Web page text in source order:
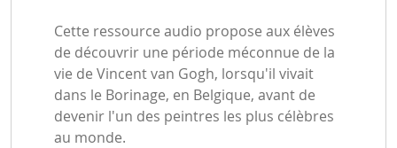
Cette ressource audio propose aux élèves
de découvrir une période méconnue de la
vie de Vincent van Gogh, lorsqu'il vivait
dans le Borinage, en Belgique, avant de
devenir l'un des peintres les plus célèbres
au monde.